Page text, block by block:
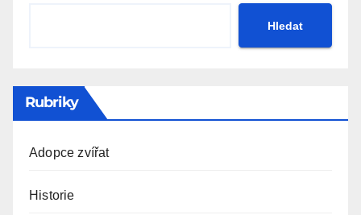
Hledat
Rubriky
Adopce zvířat
Historie